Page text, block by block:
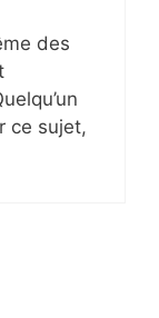
des
ce sujet,